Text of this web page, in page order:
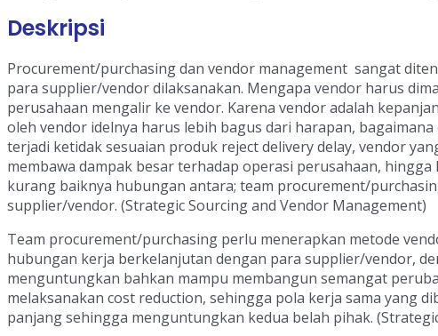
Deskripsi
Procurement/purchasing dan vendor management sangat
para supplier/vendor dilaksanakan. Mengapa vendor harus
perusahaan mengalir ke vendor. Karena vendor adalah
oleh vendor idelnya harus lebih bagus dari harapan,
terjadi ketidak sesuaian produk reject delivery delay, vendor
membawa dampak besar terhadap operasi perusahaan,
kurang baiknya hubungan antara; team procurement/
supplier/vendor. (Strategic Sourcing and Vendor Management)
Team procurement/purchasing perlu menerapkan metode
hubungan kerja berkelanjutan dengan para supplier/vendor,
menguntungkan bahkan mampu membangun semangat
melaksanakan cost reduction, sehingga pola kerja sama yang
panjang sehingga menguntungkan kedua belah pihak.